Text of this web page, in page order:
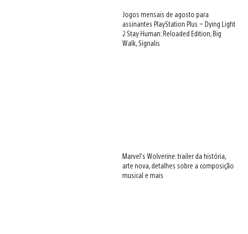
Jogos mensais de agosto para
assinantes PlayStation Plus – Dying Light
2 Stay Human: Reloaded Edition, Big
Walk, Signalis
Marvel’s Wolverine: trailer da história,
arte nova, detalhes sobre a composição
musical e mais